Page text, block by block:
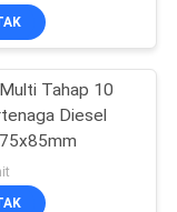
11
Tahap 10
Diesel